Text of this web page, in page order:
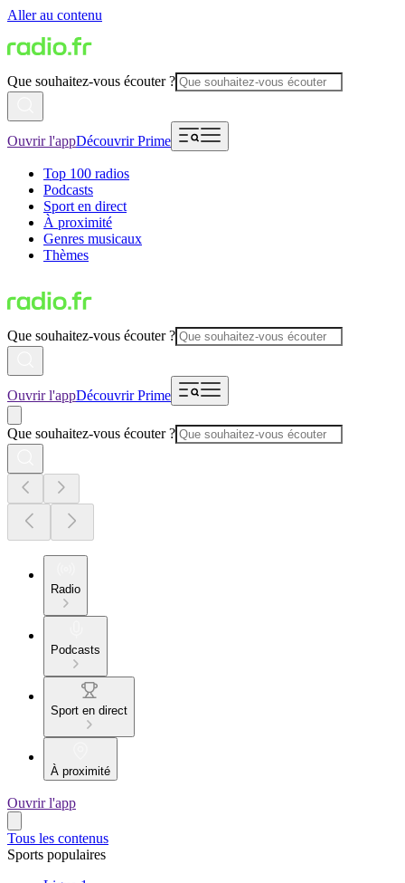
Aller au contenu
Que souhaitez-vous écouter ?
Ouvrir l'appDécouvrir Prime
Top 100 radios
Podcasts
Sport en direct
À proximité
Genres musicaux
Thèmes
Que souhaitez-vous écouter ?
Ouvrir l'appDécouvrir Prime
Que souhaitez-vous écouter ?
Radio
Podcasts
Sport en direct
À proximité
Ouvrir l'app
Tous les contenus
Sports populaires